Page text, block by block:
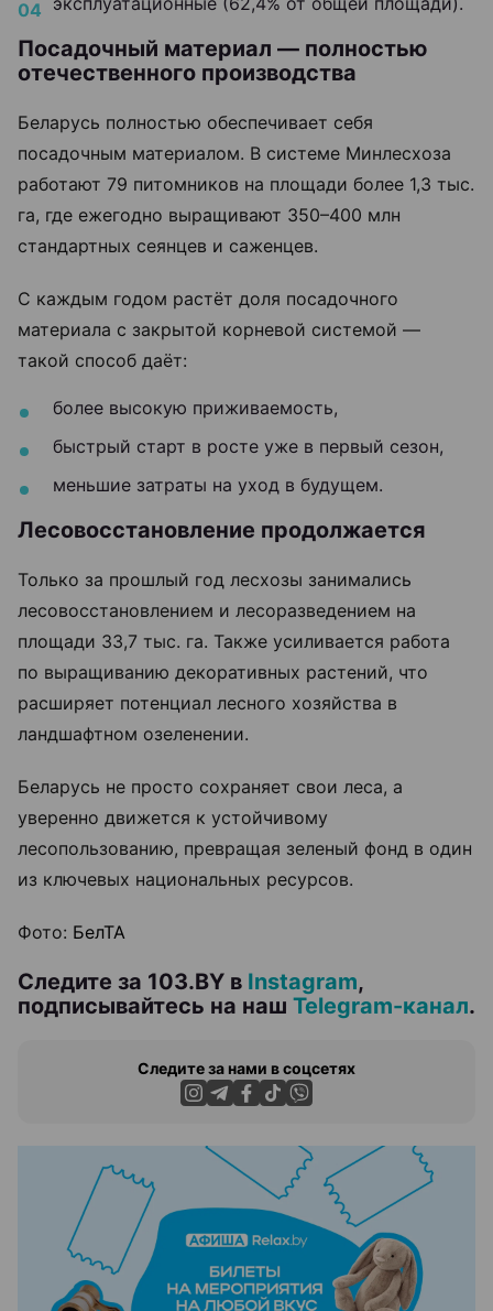
Посадочный материал — полностью
отечественного производства
Беларусь полностью обеспечивает себя
посадочным материалом. В системе Минлесхоза
работают 79 питомников на площади более 1,3 тыс.
га, где ежегодно выращивают 350–400 млн
стандартных сеянцев и саженцев.
С каждым годом растёт доля посадочного
материала с закрытой корневой системой —
такой способ даёт:
более высокую приживаемость,
быстрый старт в росте уже в первый сезон,
меньшие затраты на уход в будущем.
Лесовосстановление продолжается
Только за прошлый год лесхозы занимались
лесовосстановлением и лесоразведением на
площади 33,7 тыс. га. Также усиливается работа
по выращиванию декоративных растений, что
расширяет потенциал лесного хозяйства в
ландшафтном озеленении.
Беларусь не просто сохраняет свои леса, а
уверенно движется к устойчивому
лесопользованию, превращая зеленый фонд в один
из ключевых национальных ресурсов.
Фото: БелТА
Следите за 103.BY в Instagram,
подписывайтесь на наш Telegram-канал.
Следите за нами в соцсетях